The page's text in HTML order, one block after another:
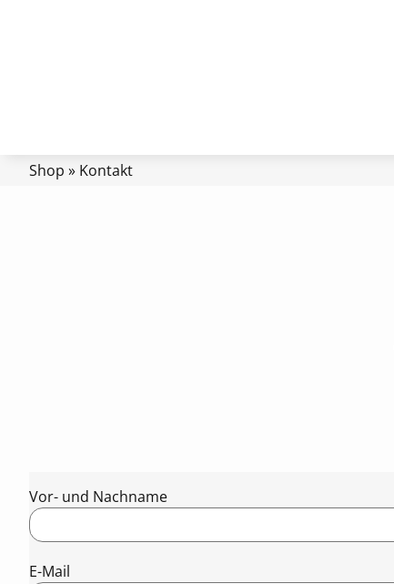
Shop » Kontakt
Vor- und Nachname
E-Mail